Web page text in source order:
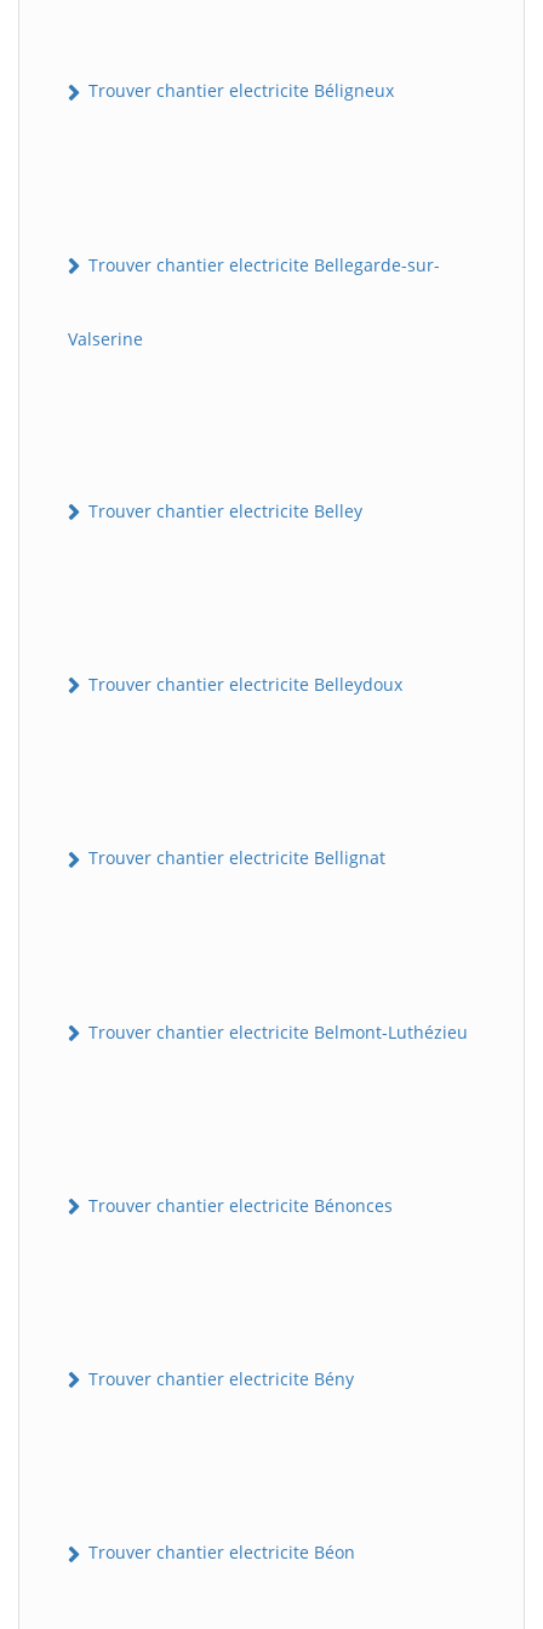
Trouver chantier electricite Béligneux
Trouver chantier electricite Bellegarde-sur-
Valserine
Trouver chantier electricite Belley
Trouver chantier electricite Belleydoux
Trouver chantier electricite Bellignat
Trouver chantier electricite Belmont-Luthézieu
Trouver chantier electricite Bénonces
Trouver chantier electricite Bény
Trouver chantier electricite Béon